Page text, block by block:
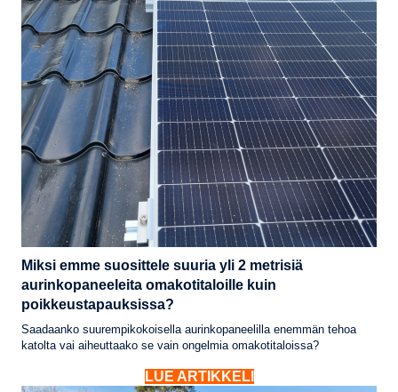
Miksi emme suosittele suuria yli 2 metrisiä
aurinkopaneeleita omakotitaloille kuin
poikkeustapauksissa?
Saadaanko suurempikokoisella aurinkopaneelilla enemmän tehoa
katolta vai aiheuttaako se vain ongelmia omakotitaloissa?
LUE ARTIKKELI